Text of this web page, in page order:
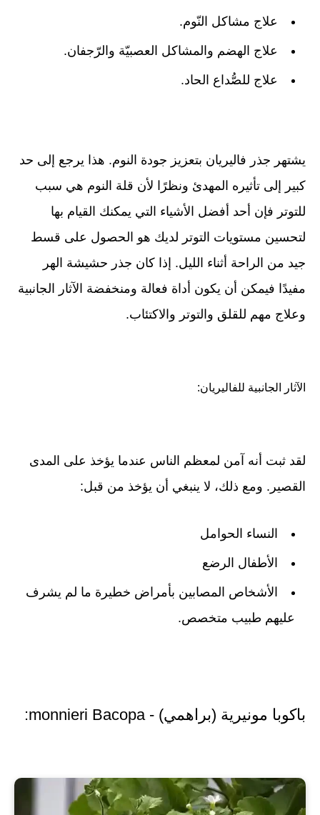
علاج مشاكل النّوم.
علاج الهضم والمشاكل العصبيّة والرّجفان.
علاج للصُّداع الحاد.
يشتهر جذر فاليريان بتعزيز جودة النوم. هذا يرجع إلى حد
كبير إلى تأثيره المهدئ ونظرًا لأن قلة النوم هي سبب
للتوتر فإن أحد أفضل الأشياء التي يمكنك القيام بها
لتحسين مستويات التوتر لديك هو الحصول على قسط
جيد من الراحة أثناء الليل. إذا كان جذر حشيشة الهر
مفيدًا فيمكن أن يكون أداة فعالة ومنخفضة الآثار الجانبية
وعلاج مهم للقلق والتوتر والاكتئاب.
الآثار الجانبية للفاليريان:
لقد ثبت أنه آمن لمعظم الناس عندما يؤخذ على المدى
القصير. ومع ذلك، لا ينبغي أن يؤخذ من قبل:
النساء الحوامل
الأطفال الرضع
الأشخاص المصابين بأمراض خطيرة ما لم يشرف
عليهم طبيب متخصص.
باكوبا مونيرية (براهمي) - monnieri Bacopa: